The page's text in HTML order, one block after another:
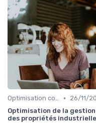
Optimisation coûts •
26/11/
Optimisation de la gestion
des propriétés